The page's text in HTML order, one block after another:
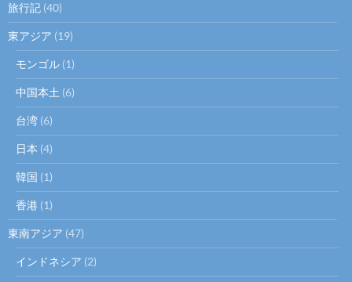
旅行記 (40)
東アジア (19)
モンゴル (1)
中国本土 (6)
台湾 (6)
日本 (4)
韓国 (1)
香港 (1)
東南アジア (47)
インドネシア (2)